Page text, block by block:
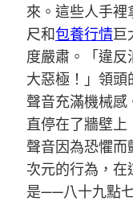
來。這些人手裡
尺和包養行情巨
度嚴肅。「違
大惡極！」領頭
聲音充滿機械感
直停在了牆壁上
聲音因為恐懼而
次元的行為，在
是——八十九點